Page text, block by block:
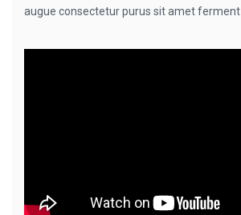
augue consectetur purus sit amet ferment